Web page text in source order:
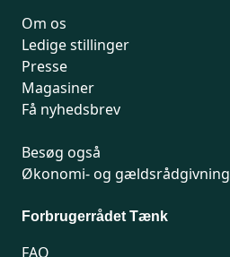
Om os
Ledige stillinger
Presse
Magasiner
Få nyhedsbrev
Besøg også
Økonomi- og gældsrådgivning
Forbrugerrådet Tænk
FAQ